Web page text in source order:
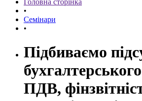
Головна сторінка
•
Семінари
•
Підбиваємо
ПДВ,